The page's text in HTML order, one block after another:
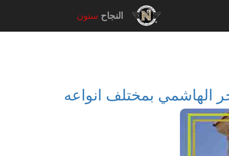
النجاح ستون
الهاشمي بمختلف انواعه